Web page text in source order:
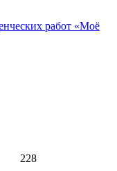
работ «Моё
228